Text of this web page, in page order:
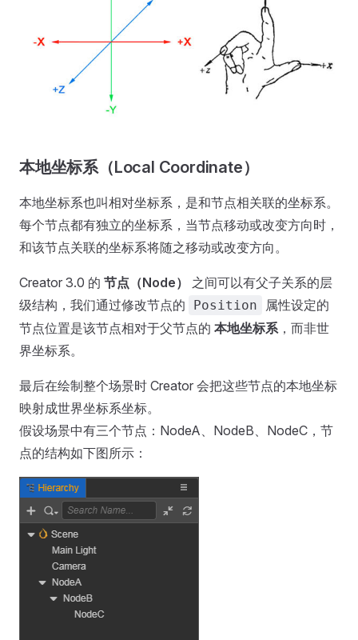
本地坐标系（Local Coordinate）
本地坐标系也叫相对坐标系，是和节点相关联的坐标系。
每个节点都有独立的坐标系，当节点移动或改变方向时，
和该节点关联的坐标系将随之移动或改变方向。
Creator 3.0 的 节点（Node）
之间可以有父子关系的层
级结构，我们通过修改节点的
Position
属性设定的
节点位置是该节点相对于父节点的 本地坐标系 ，而非世
界坐标系。
最后在绘制整个场景时 Creator 会把这些节点的本地坐标
映射成世界坐标系坐标。
假设场景中有三个节点：NodeA、NodeB、NodeC，节
点的结构如下图所示：